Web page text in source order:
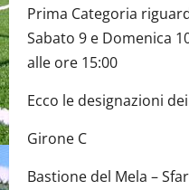
Prima Categoria
Sabato 9 e Domenica
alle ore 15:00
Ecco le designazioni
Girone C
Bastione del Mela –